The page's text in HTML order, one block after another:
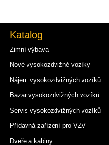
Katalog
Zimní výbava
Nové vysokozdvižné vozíky
Nájem vysokozdvižných vozíků
Bazar vysokozdvižných vozíků
Servis vysokozdvižných vozíků
Přídavná zařízení pro VZV
Dveře a kabiny